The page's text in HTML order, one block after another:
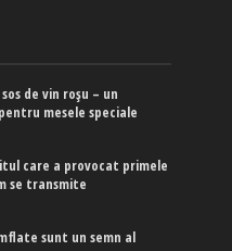
de vin roșu – un
mesele speciale
care a provocat primele
se transmite
sunt un semn al